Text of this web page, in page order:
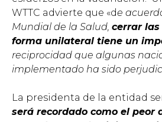
WTTC advierte que «de
Mundial de la Salud, cerrar
forma unilateral tiene un
reciprocidad que algunas
implementado ha sido
La presidenta de la entidad
será recordado como el peor